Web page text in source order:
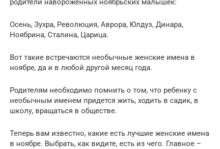
родители навороженных ноябрьских малышек:
Осень, Зухра, Революция, Аврора, Юлдуз, Динара,
Ноябрина, Сталина, Царица.
Вот такие встречаются необычные женские имена в
ноябре, да и в любой другой месяц года.
Родителям необходимо помнить о том, что ребенку с
необычным именем придется жить, ходить в садик, в
школу, вращаться в обществе.
Теперь вам известно, какие есть лучшие женские имена
в ноябре. Выбрать, как видите, есть из чего. Главное –